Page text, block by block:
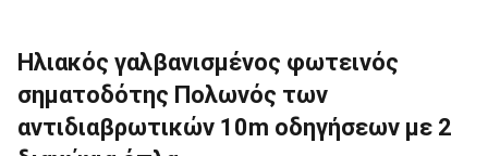
Ηλιακός γαλβανισμένος φωτεινός
σηματοδότης Πολωνός των
αντιδιαβρωτικών 10m οδηγήσεων με 2